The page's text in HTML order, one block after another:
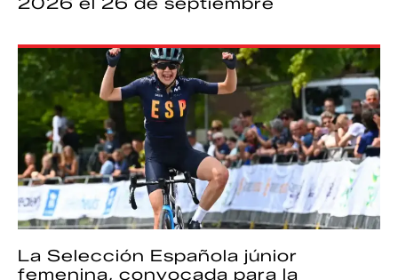
La Selección Española júnior
femenina, convocada para la